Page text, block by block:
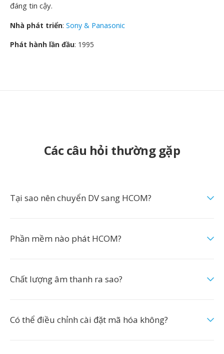
đáng tin cậy.
Nhà phát triển: Sony & Panasonic
Phát hành lần đầu: 1995
Các câu hỏi thường gặp
Tại sao nên chuyển DV sang HCOM?
Phần mềm nào phát HCOM?
Chất lượng âm thanh ra sao?
Có thể điều chỉnh cài đặt mã hóa không?